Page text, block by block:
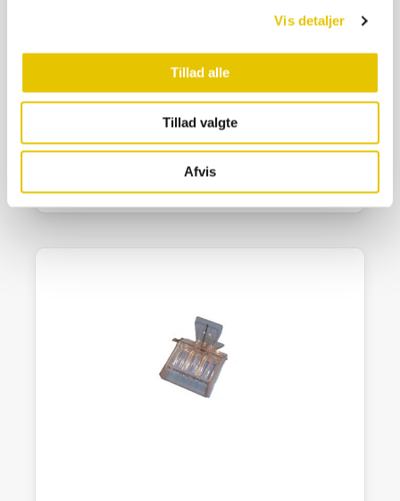
Vis detaljer
Tillad alle
Tillad valgte
Afvis
Cellekop, plastik 100 stk
På lager